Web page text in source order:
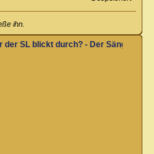
ihn.
der SL blickt durch? - Der Sänger von